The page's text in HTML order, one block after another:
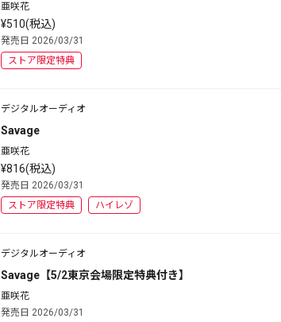
亜咲花
¥510(税込)
発売日 2026/03/31
ストア限定特典
デジタルオーディオ
Savage
亜咲花
¥816(税込)
発売日 2026/03/31
ストア限定特典
ハイレゾ
デジタルオーディオ
Savage【5/2東京会場限定特典付き】
亜咲花
発売日 2026/03/31